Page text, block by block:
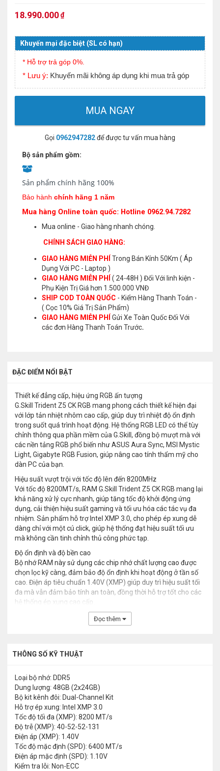
18.990.000₫
Khuyến mại đặc biệt (SL có hạn)
* Hỗ trợ trả góp 0%.
* Lưu ý: Khuyến mãi không áp dụng khi mua trả góp
MUA NGAY
Gọi 0962947282để được tư vấn mua hàng
Bộ sản phẩm gồm:
Sản phẩm chính hãng 100%
Bảo hành chính hãng 1 năm
Mua hàng Online toàn quốc: Hotline 0962.94.7282
Mua online - Giao hàng nhanh chóng.
CHÍNH SÁCH GIAO HÀNG:
GIAO HÀNG MIỄN PHÍ
Trong Bán Kính 50Km ( Áp
Dụng Với PC - Laptop )
GIAO HÀNG MIỄN PHÍ
( 24-48H ) Đối Với linh kiện -
Phụ Kiện Trị Giá hơn 1.500.000 VNĐ
SHIP COD TOÀN QUỐC - Kiểm Hàng Thanh Toán -
( Cọc 10% Giá Trị Sản Phẩm)
GIAO HÀNG MIỄN PHÍ
Gửi Xe Toàn Quốc Đối Với
các đơn Hàng Thanh Toán Trước.
ĐẶC ĐIỂM NỔI BẬT
Thiết kế đẳng cấp, hiệu ứng RGB ấn tượng
G.Skill Trident Z5 CK RGB mang phong cách thiết kế hiện đại
với lớp tản nhiệt nhôm cao cấp, giúp duy trì nhiệt độ ổn định
trong suốt quá trình hoạt động. Hệ thống RGB LED có thể tùy
chỉnh thông qua phần mềm của G.Skill, đồng bộ mượt mà với
các nền tảng RGB phổ biến như ASUS Aura Sync, MSI Mystic
Light, Gigabyte RGB Fusion, giúp nâng cao tính thẩm mỹ cho
dàn PC của bạn.
Hiệu suất vượt trội với tốc độ lên đến 8200MHz
Với tốc độ 8200MT/s, RAM G.Skill Trident Z5 CK RGB mang lại
khả năng xử lý cực nhanh, giúp tăng tốc độ khởi động ứng
dụng, cải thiện hiệu suất gaming và tối ưu hóa các tác vụ đa
nhiệm. Sản phẩm hỗ trợ Intel XMP 3.0, cho phép ép xung dễ
dàng chỉ với một cú click, giúp hệ thống đạt hiệu suất tối ưu
mà không cần tinh chỉnh thủ công phức tạp.
Độ ổn định và độ bền cao
Bộ nhớ RAM này sử dụng các chip nhớ chất lượng cao được
chọn lọc kỹ càng, đảm bảo độ ổn định khi hoạt động ở tần số
cao. Điện áp tiêu chuẩn 1.40V (XMP) giúp duy trì hiệu suất tối
đa mà vẫn đảm bảo tính an toàn, đồng thời hỗ trợ tốt cho các
hệ thống ép xung cao cấp.
Đọc thêm
THÔNG SỐ KỸ THUẬT
Loại bộ nhớ: DDR5
Dung lượng: 48GB (2x24GB)
Bộ kit kênh đôi: Dual-Channel Kit
Hỗ trợ ép xung: Intel XMP 3.0
Tốc độ tối đa (XMP): 8200 MT/s
Độ trễ (XMP): 40-52-52-131
Điện áp (XMP): 1.40V
Tốc độ mặc định (SPD): 6400 MT/s
Điện áp mặc định (SPD): 1.10V
Kiểm tra lỗi: Non-ECC